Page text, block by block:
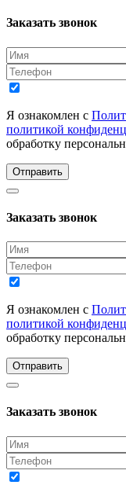
Заказать звонок
Я ознакомлен с
политикой
обработку
Отправить
Заказать звонок
Я ознакомлен с
политикой
обработку
Отправить
Заказать звонок